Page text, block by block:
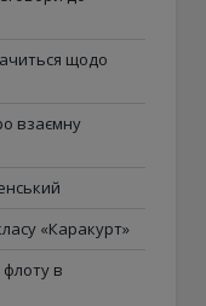
щодо
взаємну
«Каракурт»
флоту в